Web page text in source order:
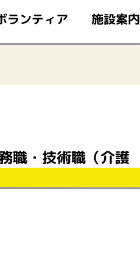
ランティア 施設案内
職・技術職（介護